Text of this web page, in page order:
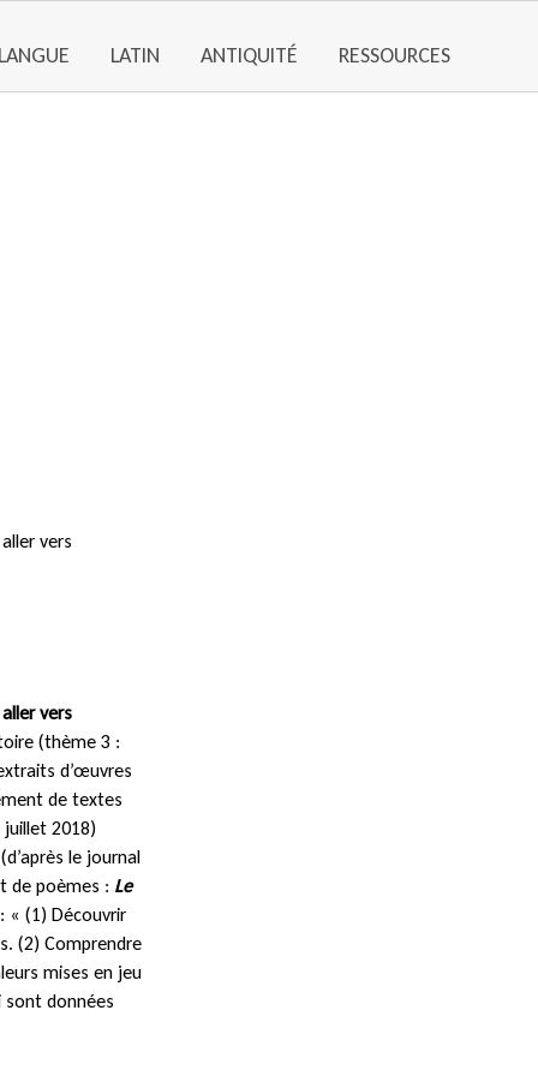
LANGUE LATIN ANTIQUITÉ RESSOURCES
vers
vers
(thème 3 :
d’œuvres
de textes
2018)
le journal
de poèmes : Le
« (1) Découvrir
(2) Comprendre
mises en jeu
sont données